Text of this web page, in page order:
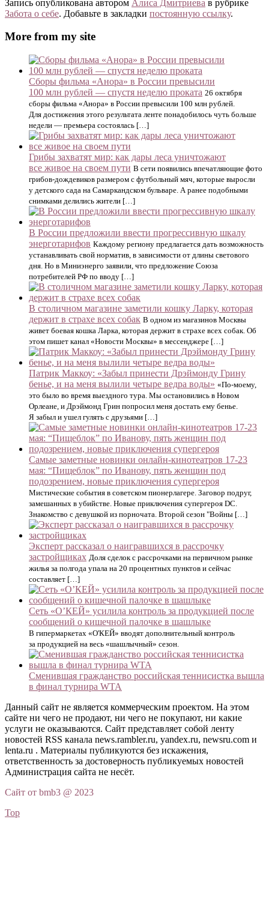
Запись опубликована автором Алиса Дмитриева в рубрике
Забота о себе. Добавьте в закладки постоянную ссылку.
More from my site
Сборы фильма «Анора» в России превысили
100 млн рублей — спустя неделю проката 26 октября
сборы фильма «Анора» в России превысили 100 млн рублей.
Для достижения этого результата ленте понадобилось чуть больше
недели — премьера состоялась […]
Грибы захватят мир: как дары леса уничтожают
все живое на своем пути В сети появились впечатляющие фото
грибов-дождевиков размером с футбольный мяч, которые выросли
у детского сада на Самаркандском бульваре. А ранее подобными
снимками делились жители […]
В России предложили ввести прогрессивную шкалу
энерготарифов Каждому региону предлагается дать возможность
устанавливать свой норматив, в зависимости от длины светового
дня. Но в Миниэнерго заявили, что предложение Союза
потребителей РФ по вводу […]
В столичном магазине заметили кошку Ларку, которая
держит в страхе всех собак В одном из магазинов Москвы
живет боевая кошка Ларка, которая держит в страхе всех собак. Об
этом пишет канал «Новости Москвы» в мессенджере […]
Патрик Маккоу: «Забыл принести Дрэймонду Грину
бенье, и на меня вылили четыре ведра воды» «По-моему,
это было во время выездного тура. Мы остановились в Новом
Орлеане, и Дрэймонд Грин попросил меня достать ему бенье.
Я забыл и ушел гулять с друзьями […]
Самые заметные новинки онлайн-кинотеатров 17-23
мая: “Пищеблок” по Иванову, пять женщин под
подозрением, новые приключения супергероя
Мистические события в советском пионерлагере. Заговор подруг,
замешанных в убийстве. Новые приключения супергероя DC.
Знакомство с девушкой из порночата. Второй сезон "Войны […]
Эксперт рассказал о наигравшихся в рассрочку
застройщиках Доля сделок с рассрочками на первичном рынке
жилья за полгода упала на 20 процентных пунктов и сейчас
составляет […]
Сеть «О’КЕЙ» усилила контроль за продукцией после
сообщений о кишечной палочке в шашлыке
В гипермаркетах «О'КЕЙ» вводят дополнительный контроль
за продукцией на весь «шашлычный» сезон.
Сменившая гражданство российская теннисистка вышла
в финал турнира WTA
Данный сайт не является коммерческим проектом. На этом
сайте ни чего не продают, ни чего не покупают, ни какие
услуги не оказываются. Сайт представляет собой ленту
новостей RSS канала news.rambler.ru, yandex.ru, newsru.com и
lenta.ru . Материалы публикуются без искажения,
ответственность за достоверность публикуемых новостей
Администрация сайта не несёт.
Сайт от bmb3 @ 2023
Top